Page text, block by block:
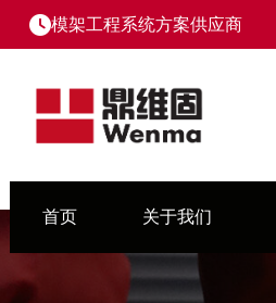
模架工程系统方案供应商
首页 关于我们